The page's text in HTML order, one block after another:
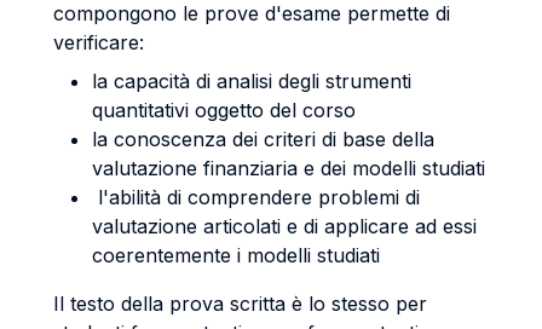
compongono le prove d'esame permette di
verificare:
la capacità di analisi degli strumenti
quantitativi oggetto del corso
la conoscenza dei criteri di base della
valutazione finanziaria e dei modelli studiati
l'abilità di comprendere problemi di
valutazione articolati e di applicare ad essi
coerentemente i modelli studiati
Il testo della prova scritta è lo stesso per